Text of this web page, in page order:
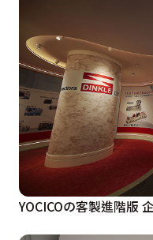
YOCICOの客製進階版